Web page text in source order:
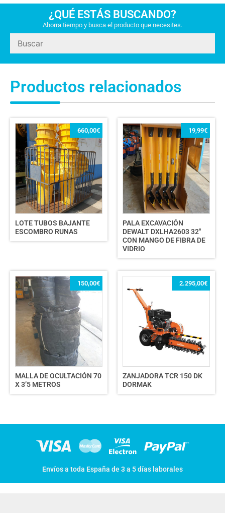
¿QUÉ ESTÁS BUSCANDO?
Ahorra tiempo y busca el producto que necesites.
Productos relacionados
LOTE TUBOS BAJANTE
ESCOMBRO RUNAS
660,00€
PALA EXCAVACIÓN
DEWALT DXLHA2603 32″
CON MANGO DE FIBRA DE
VIDRIO
19,99€
MALLA DE OCULTACIÓN 70
X 3’5 METROS
150,00€
ZANJADORA TCR 150 DK
DORMAK
2.295,00€
Envíos a toda España de 3 a 5 días laborales